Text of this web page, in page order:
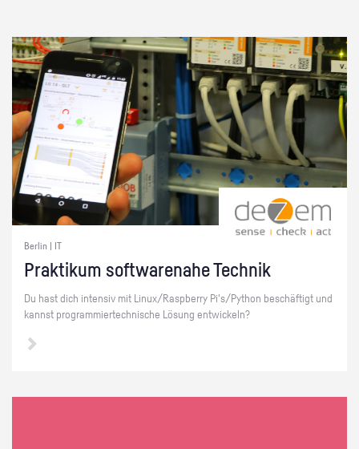
Berlin | IT
Prak­ti­kum soft­ware­na­he Tech­nik
Du hast dich in­ten­siv mit Linux/Raspber­ry Pi's/Py­thon be­schäf­tigt und
kannst pro­gram­mier­tech­ni­sche Lö­sung ent­wi­ckeln?